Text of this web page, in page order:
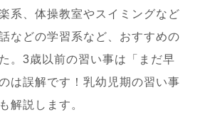
系、体操教室やスイミングなど
などの学習系など、おすすめの
。3歳以前の習い事は「まだ早
は誤解です！乳幼児期の習い事
解説します。